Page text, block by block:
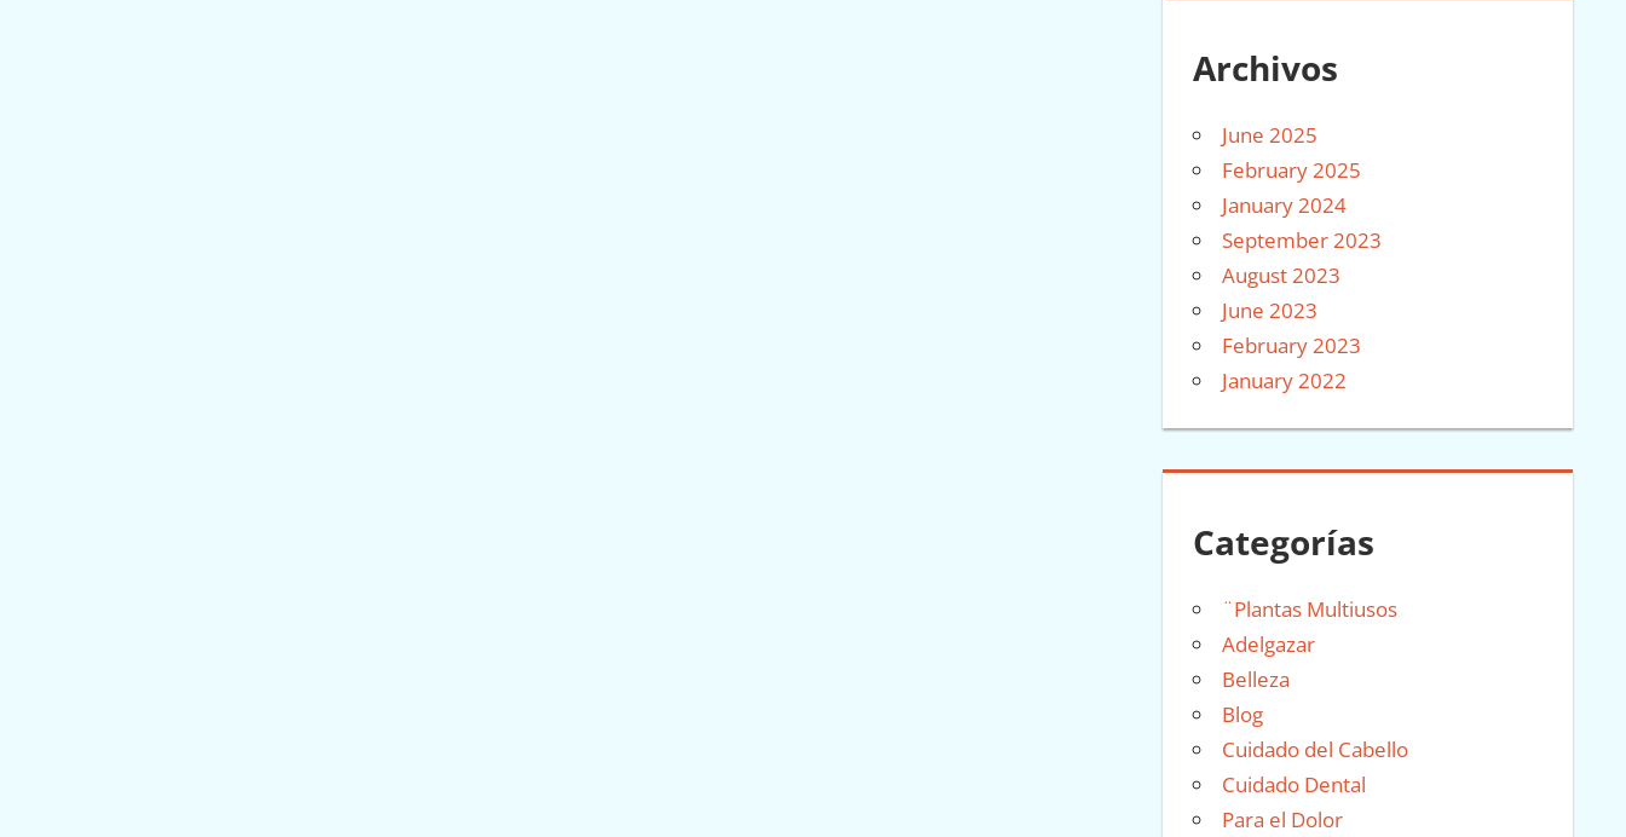
Archivos
June 2025
February 2025
January 2024
September 2023
August 2023
June 2023
February 2023
January 2022
Categorías
¨Plantas Multiusos
Adelgazar
Belleza
Blog
Cuidado del Cabello
Cuidado Dental
Para el Dolor